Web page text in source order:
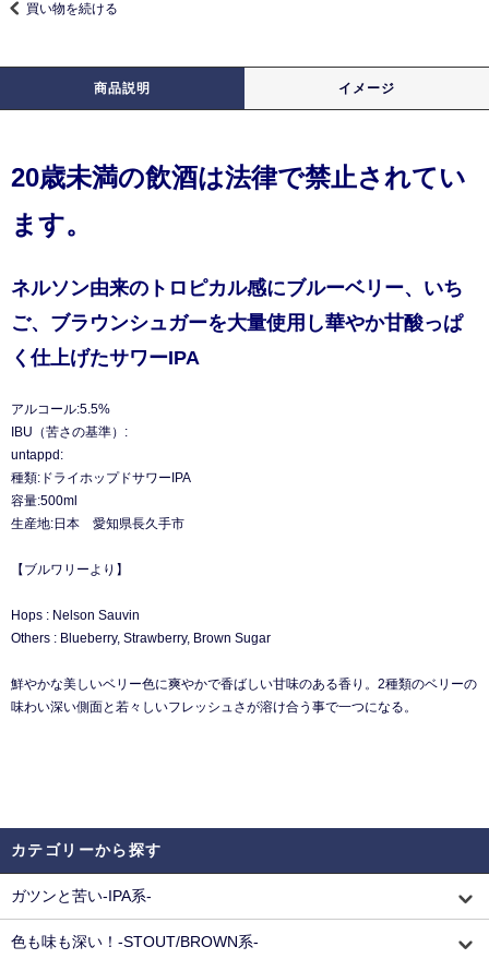
買い物を続ける
商品説明 イメージ
20歳未満の飲酒は法律で禁止されてい
ます。
ネルソン由来のトロピカル感にブルーベリー、いち
ご、ブラウンシュガーを大量使用し華やか甘酸っぱ
く仕上げたサワーIPA
アルコール:5.5%
IBU（苦さの基準）:
untappd:
種類:ドライホップドサワーIPA
容量:500ml
生産地:日本 愛知県長久手市
【ブルワリーより】
Hops : Nelson Sauvin
Others : Blueberry, Strawberry, Brown Sugar
鮮やかな美しいベリー色に爽やかで香ばしい甘味のある香り。2種類のベリーの
味わい深い側面と若々しいフレッシュさが溶け合う事で一つになる。
カテゴリーから探す
ガツンと苦い-IPA系-
色も味も深い！-STOUT/BROWN系-